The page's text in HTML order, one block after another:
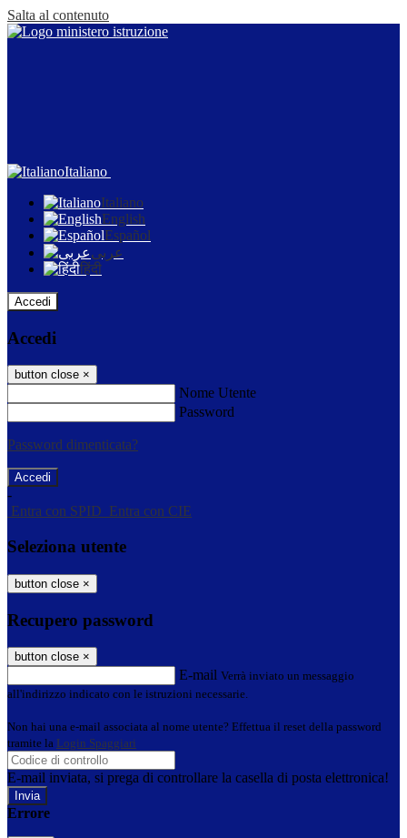
Salta al contenuto
Italiano
Italiano
English
Español
عربى
हिंदी
Accedi
Accedi
button close ×
Nome Utente
Password
Password dimenticata?
-
Entra con SPID Entra con CIE
Seleziona utente
button close ×
Recupero password
button close ×
E-mail Verrà inviato un messaggio
all'indirizzo indicato con le istruzioni necessarie.
Non hai una e-mail associata al nome utente? Effettua il reset della password
tramite la Login Spaggiari
E-mail inviata, si prega di controllare la casella di posta elettronica!
Errore